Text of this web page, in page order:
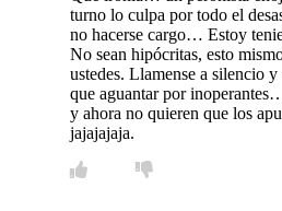
turno lo culpa por todo el
no hacerse cargo… Estoy
No sean hipócritas, esto
ustedes. Llamense a silencio
que aguantar por
y ahora no quieren que los
jajajajaja.